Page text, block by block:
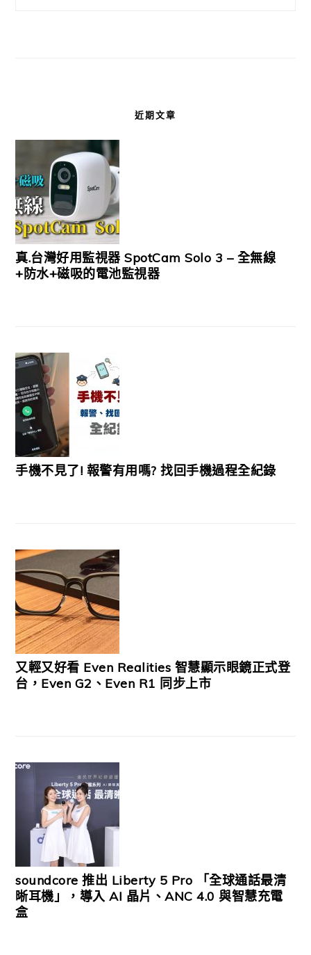
近期文章
真.台灣好用監視器 SpotCam Solo 3 – 全無線
+防水+磁吸的電池監視器
手機不見了! 報警有用嗎? 找回手機過程全紀錄
又輕又好看 Even Realities 智慧顯示眼鏡正式登
台，Even G2、Even R1 同步上市
soundcore 推出 Liberty 5 Pro 「全球通話最清
晰耳機」，導入 AI 晶片、ANC 4.0 與智慧充電
盒